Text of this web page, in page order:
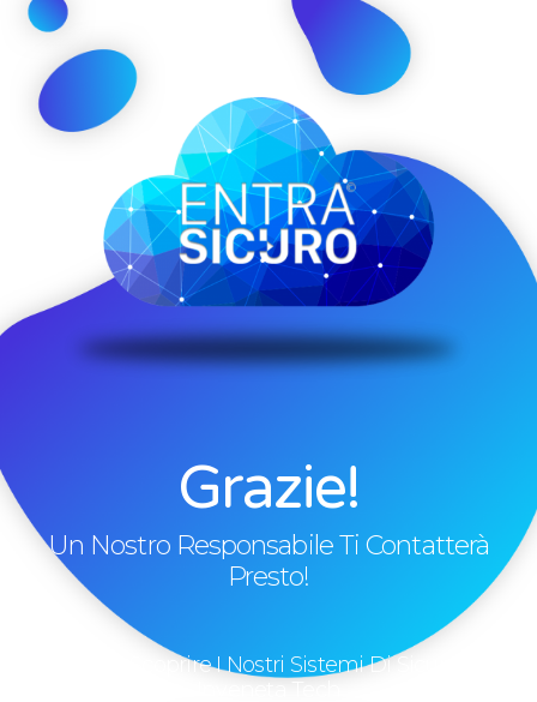
Grazie!
Un Nostro Responsabile Ti Contatterà
Presto!
Torna A Scoprire I Nostri Sistemi Di Sicurezza